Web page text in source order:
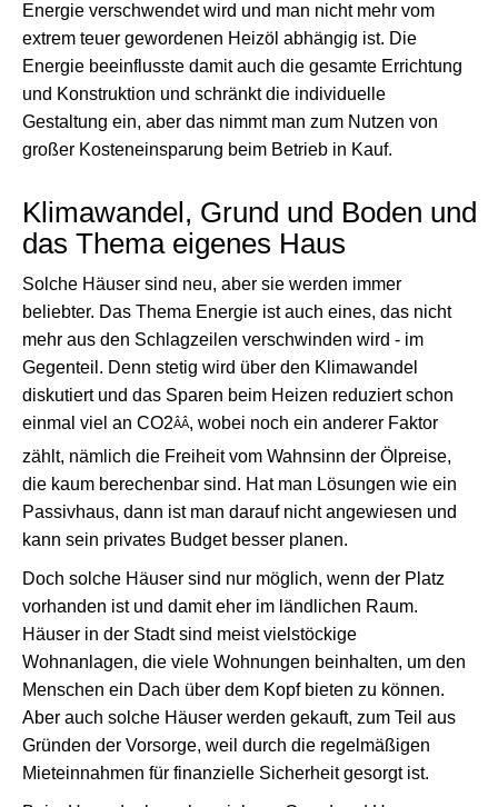
Energie verschwendet wird und man nicht mehr vom
extrem teuer gewordenen Heizöl abhängig ist. Die
Energie beeinflusste damit auch die gesamte Errichtung
und Konstruktion und schränkt die individuelle
Gestaltung ein, aber das nimmt man zum Nutzen von
großer Kosteneinsparung beim Betrieb in Kauf.
Klimawandel, Grund und Boden und
das Thema eigenes Haus
Solche Häuser sind neu, aber sie werden immer
beliebter. Das Thema Energie ist auch eines, das nicht
mehr aus den Schlagzeilen verschwinden wird - im
Gegenteil. Denn stetig wird über den Klimawandel
diskutiert und das Sparen beim Heizen reduziert schon
einmal viel an CO2ÂÂ, wobei noch ein anderer Faktor
zählt, nämlich die Freiheit vom Wahnsinn der Ölpreise,
die kaum berechenbar sind. Hat man Lösungen wie ein
Passivhaus, dann ist man darauf nicht angewiesen und
kann sein privates Budget besser planen.
Doch solche Häuser sind nur möglich, wenn der Platz
vorhanden ist und damit eher im ländlichen Raum.
Häuser in der Stadt sind meist vielstöckige
Wohnanlagen, die viele Wohnungen beinhalten, um den
Menschen ein Dach über dem Kopf bieten zu können.
Aber auch solche Häuser werden gekauft, zum Teil aus
Gründen der Vorsorge, weil durch die regelmäßigen
Mieteinnahmen für finanzielle Sicherheit gesorgt ist.